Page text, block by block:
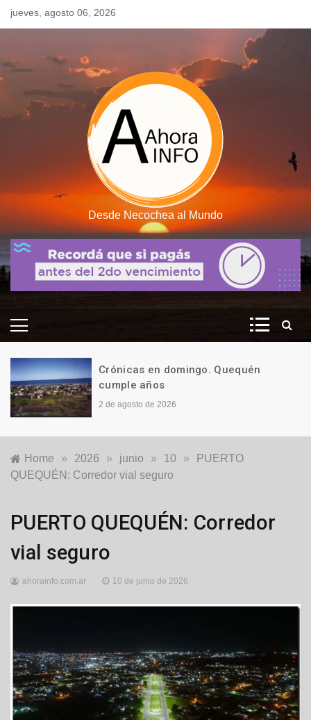
Skipjueves, agosto 06, 2026
Desde Necochea al Mundo
Crónicas en domingo. Quequén
cumple años
2 de agosto de 2026
Home » 2026 » junio » 10 »
PUERTO
QUEQUÉN: Corredor vial seguro
Destacadas ,
Puerto
Quequén
PUERTO QUEQUÉN: Corredor
vial seguro
ahorainfo.com.ar 10 de junio de 2026